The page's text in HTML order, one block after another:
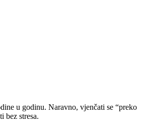
u godinu. Naravno, vjenčati se “preko
bez stresa.